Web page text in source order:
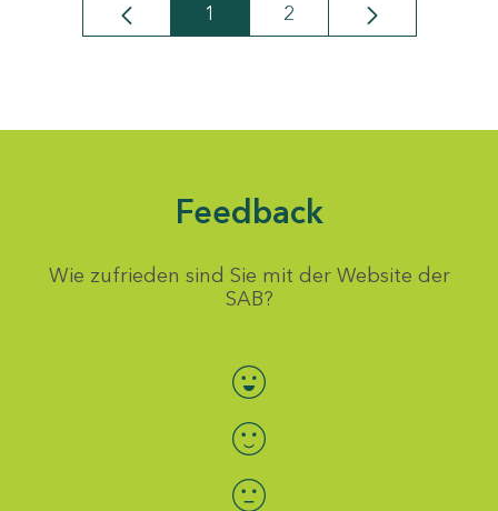
Seite
1 Seite
2
Feedback
Wie zufrieden sind Sie mit der Website der
SAB?
Bewertung auswählen